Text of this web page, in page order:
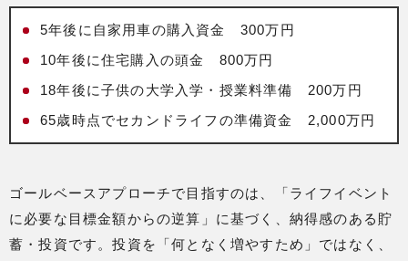
5年後に自家用車の購入資金 300万円
10年後に住宅購入の頭金 800万円
18年後に子供の大学入学・授業料準備 200万円
65歳時点でセカンドライフの準備資金 2,000万円
ゴールベースアプローチで目指すのは、「ライフイベント
に必要な目標金額からの逆算」に基づく、納得感のある貯
蓄・投資です。投資を「何となく増やすため」ではなく、